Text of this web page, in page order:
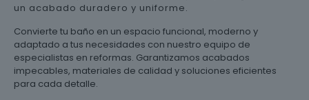
un acabado duradero y uniforme.
Convierte tu baño en un espacio funcional, moderno y
adaptado a tus necesidades con nuestro equipo de
especialistas en reformas. Garantizamos acabados
impecables, materiales de calidad y soluciones eficientes
para cada detalle.